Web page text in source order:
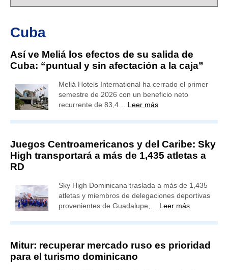
Cuba
Así ve Meliá los efectos de su salida de
Cuba: “puntual y sin afectación a la caja”
Meliá Hotels International ha cerrado el primer
semestre de 2026 con un beneficio neto
recurrente de 83,4… Leer más
Juegos Centroamericanos y del Caribe: Sky
High transportará a más de 1,435 atletas a
RD
Sky High Dominicana traslada a más de 1,435
atletas y miembros de delegaciones deportivas
provenientes de Guadalupe,… Leer más
Mitur: recuperar mercado ruso es prioridad
para el turismo dominicano